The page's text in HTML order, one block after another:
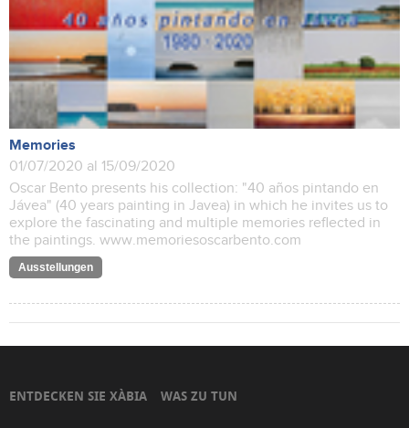
Memories
01/07/2020 al 15/09/2020
Oscar Bento presents his collection: "40 años pintando en
Jávea" (40 years painting in Javea) in which he invites us to
explore the fascinating and multiple memories reflected in
the paintings. www.memoriesoscarbento.com
Ausstellungen
ENTDECKEN SIE XÀBIA WAS ZU TUN